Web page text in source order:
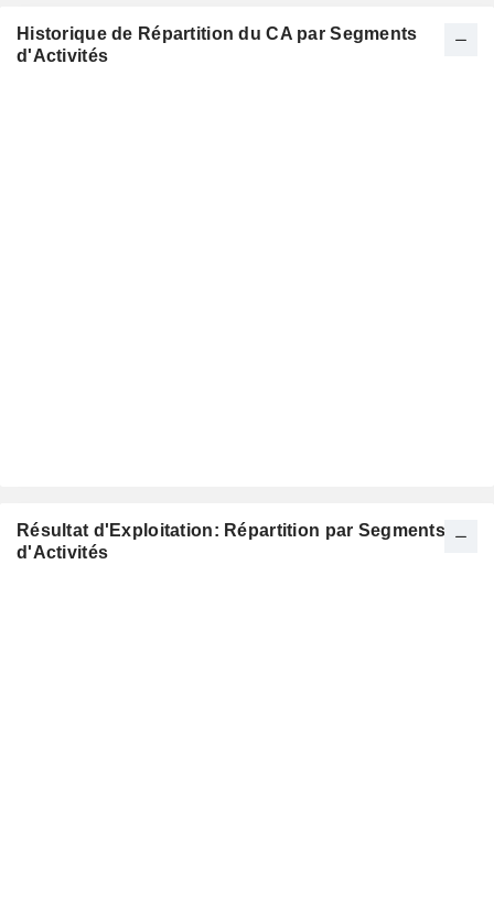
Historique de Répartition du CA par Segments
d'Activités
Résultat d'Exploitation: Répartition par Segments
d'Activités